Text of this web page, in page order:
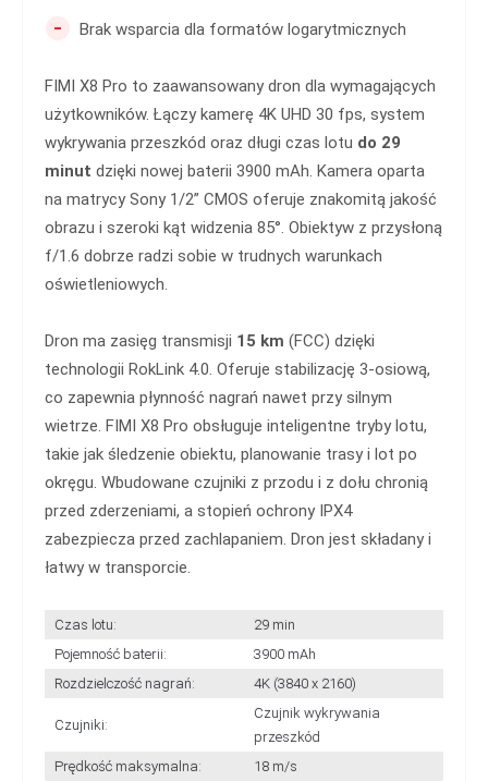
- Brak wsparcia dla formatów logarytmicznych
FIMI X8 Pro to zaawansowany dron dla wymagających
użytkowników. Łączy kamerę 4K UHD 30 fps, system
wykrywania przeszkód oraz długi czas lotu do 29
minut dzięki nowej baterii 3900 mAh. Kamera oparta
na matrycy Sony 1/2” CMOS oferuje znakomitą jakość
obrazu i szeroki kąt widzenia 85°. Obiektyw z przysłoną
f/1.6 dobrze radzi sobie w trudnych warunkach
oświetleniowych.
Dron ma zasięg transmisji 15 km (FCC) dzięki
technologii RokLink 4.0. Oferuje stabilizację 3-osiową,
co zapewnia płynność nagrań nawet przy silnym
wietrze. FIMI X8 Pro obsługuje inteligentne tryby lotu,
takie jak śledzenie obiektu, planowanie trasy i lot po
okręgu. Wbudowane czujniki z przodu i z dołu chronią
przed zderzeniami, a stopień ochrony IPX4
zabezpiecza przed zachlapaniem. Dron jest składany i
łatwy w transporcie.
Czas lotu:
29 min
Pojemność baterii:
3900 mAh
Rozdzielczość nagrań:
4K (3840 x 2160)
Czujniki:
Czujnik wykrywania
przeszkód
Prędkość maksymalna:
18 m/s